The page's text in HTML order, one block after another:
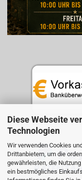
Diese Webseite
Technologien
Wir verwenden Cookies
Drittanbietern, um die
gewährleisten, die
ein bestmögliches